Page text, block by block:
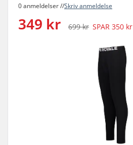
0 anmeldelser //Skriv anmeldelse
349 kr 699 kr SPAR 350 kr